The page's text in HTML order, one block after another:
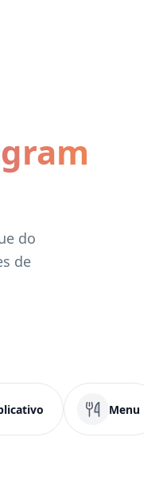
do
de
Menu